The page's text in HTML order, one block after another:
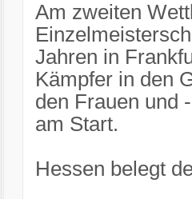
Am zweiten
Jahren in
Kämpfer in den
den Frauen und
am Start.
Hessen belegt